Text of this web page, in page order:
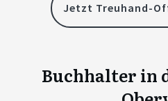
Jetzt Treuhand-
Buchhalter in